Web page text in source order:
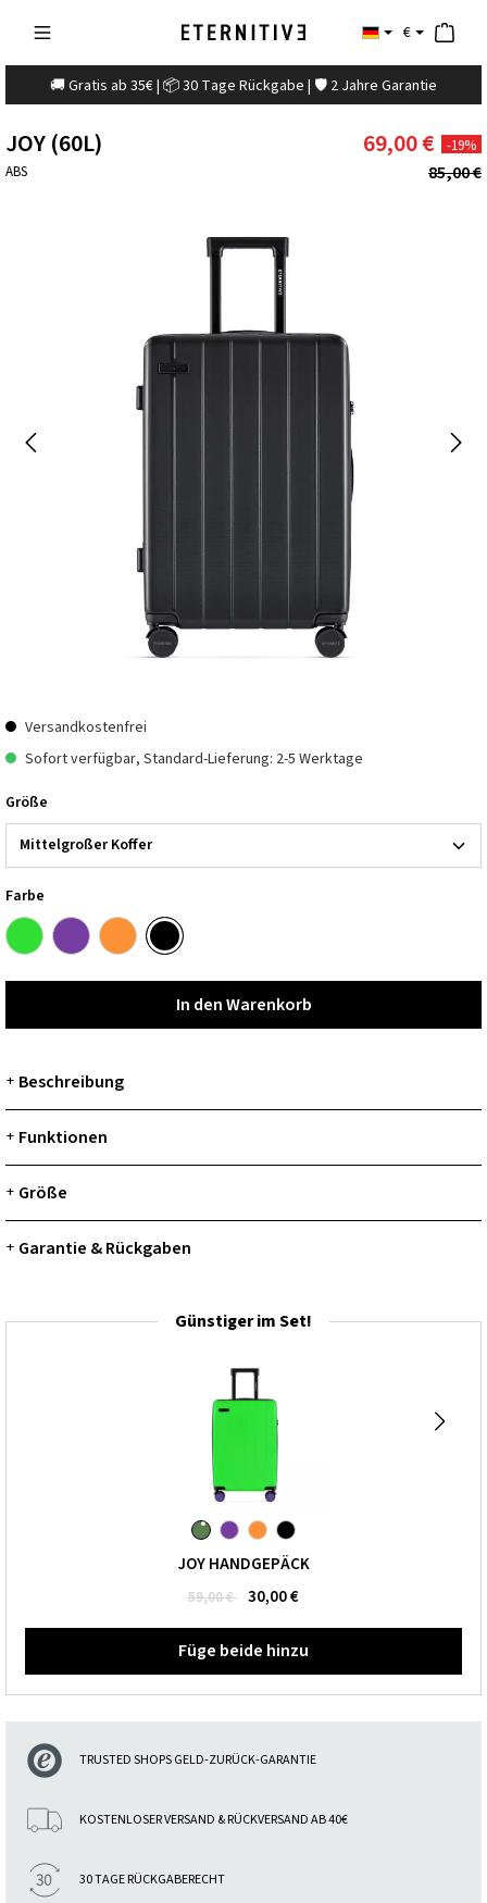
€
🚚 Gratis ab 35€ | 📦 30 Tage Rückgabe | 🛡️ 2 Jahre Garantie
JOY (60L)
ABS
69,00 € -19%
85,00 €
Versandkostenfrei
Sofort verfügbar, Standard-Lieferung: 2-5 Werktage
Größe
Farbe
In den Warenkorb
In den Warenkorb
+ Beschreibung
+ Funktionen
+ Größe
+ Garantie & Rückgaben
Günstiger im Set!
JOY HANDGEPÄCK
59,00 € 30,00 €
Füge beide hinzu
TRUSTED SHOPS GELD-ZURÜCK-GARANTIE
KOSTENLOSER VERSAND & RÜCKVERSAND AB 40€
30 TAGE RÜCKGABERECHT